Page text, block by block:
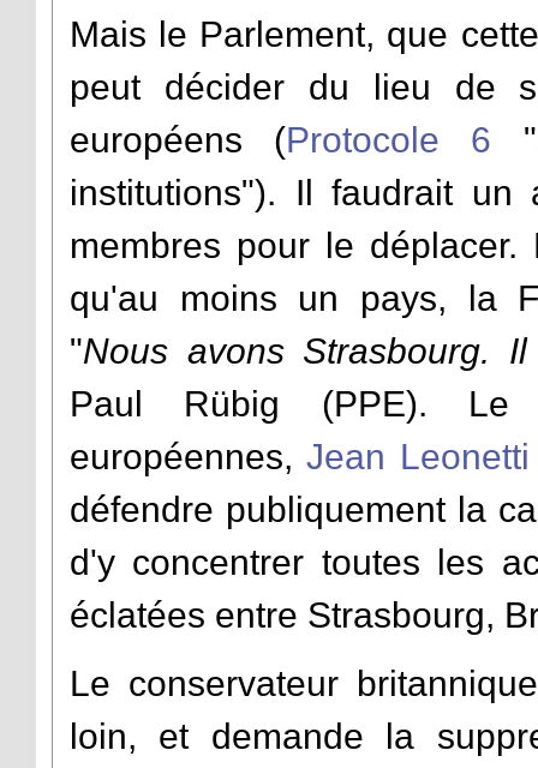
Mais le Parlement, que
peut décider du lieu de
européens (Protocole 6
institutions"). Il faudrait
membres pour le
qu'au moins un pays, la
"Nous avons Strasbourg.
Paul Rübig (PPE). Le
européennes,Jean Leonetti
défendre publiquement la
d'y concentrer toutes les
éclatées entre Strasbourg,
Le conservateur
loin, et demande la